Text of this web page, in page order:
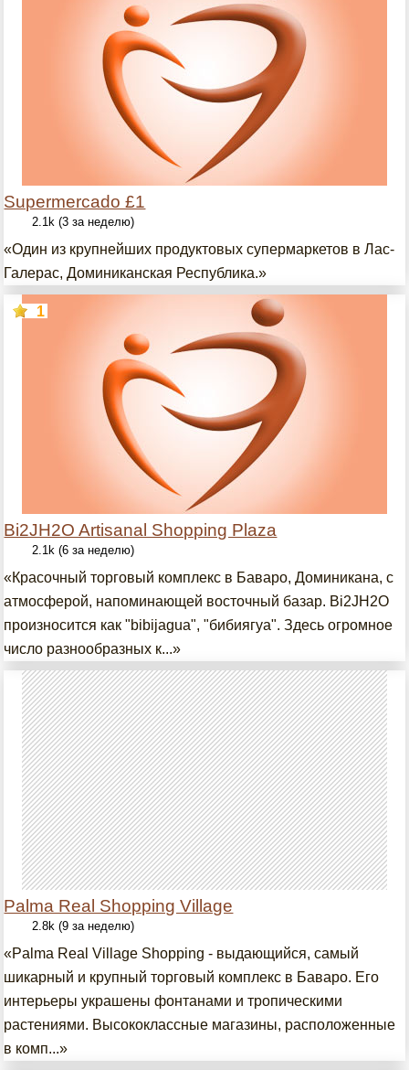
Supermercado £1
2.1k (3 за неделю)
«Один из крупнейших продуктовых супермаркетов в Лас-
Галерас, Доминиканская Республика.»
Bi2JH2O Artisanal Shopping Plaza
1
2.1k (6 за неделю)
«Красочный торговый комплекс в Баваро, Доминикана, с
атмосферой, напоминающей восточный базар. Bi2JH2O
произносится как "bibijagua", "бибиягуа". Здесь огромное
число разнообразных к...»
Palma Real Shopping Village
2.8k (9 за неделю)
«Palma Real Village Shopping - выдающийся, самый
шикарный и крупный торговый комплекс в Баваро. Его
интерьеры украшены фонтанами и тропическими
растениями. Высококлассные магазины, расположенные
в комп...»